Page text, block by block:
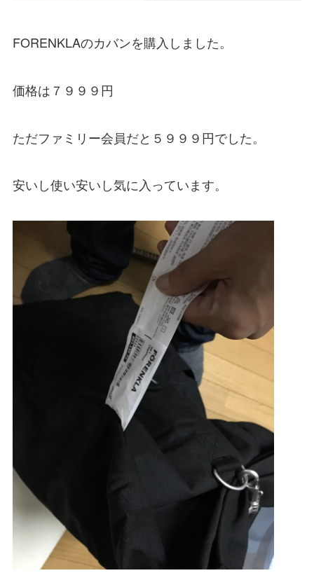
FORENKLAのカバンを購入しました。
価格は７９９９円
ただファミリー会員だと５９９９円でした。
安いし使い安いし気に入っています。